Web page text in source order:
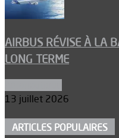
AIRBUS RÉVISE À LA
LONG TERME
13 juillet 2026
ARTICLES POPULAIRES